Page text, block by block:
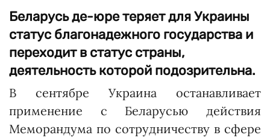
Беларусь де-юре теряет для Украины
статус благонадежного государства и
переходит в статус страны,
деятельность которой подозрительна.
В сентябре Украина останавливает
применение с Беларусью действия
Меморандума по сотрудничеству в сфере